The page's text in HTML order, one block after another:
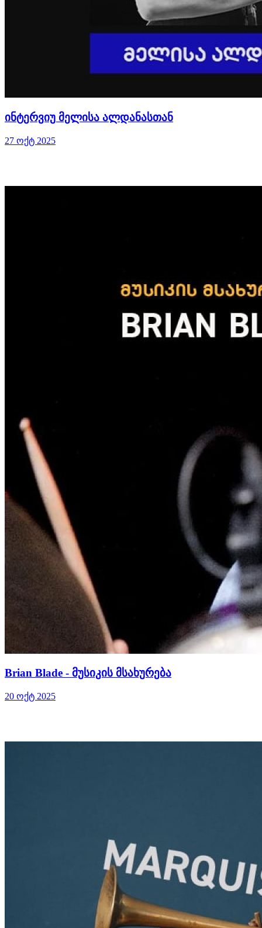
ინტერვიუ მელისა ალდანასთან
27 ოქტ 2025
Brian Blade - მუსიკის მსახურება
20 ოქტ 2025